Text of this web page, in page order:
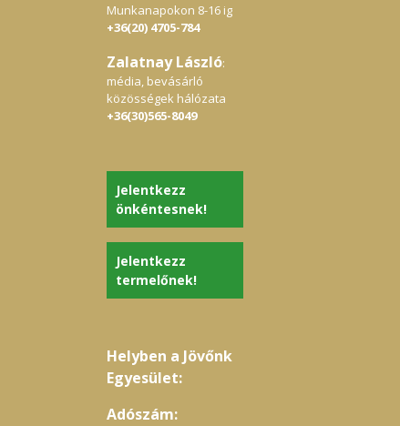
Munkanapokon 8-16 ig
+36(20) 4705-784
Zalatnay László:
média, bevásárló
közösségek hálózata
+36(30)565-8049
Jelentkezz
önkéntesnek!
Jelentkezz
termelőnek!
Helyben a Jövőnk
Egyesület:
Adószám: